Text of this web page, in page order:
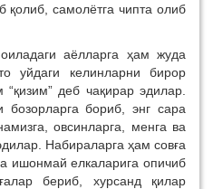
қолиб, самолётга чипта олиб
аёлларга ҳам жуда
уйдаги келинларни бирор
деб чақирар эдилар.
бозорларга бориб, энг сара
овсинларга, менга ва
Набираларга ҳам совға
ишонмай елкаларига опичиб
бериб, хурсанд қилар